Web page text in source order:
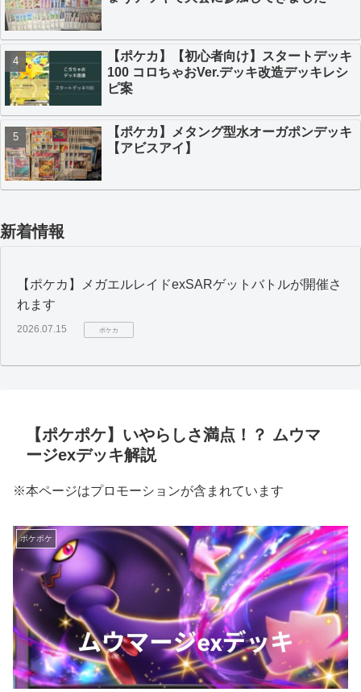
【ポケカ】【初心者向け】スタートデッキ
100 コロちゃおVer.デッキ改造デッキレシ
ピ案
【ポケカ】メタング型水オーガポンデッキ
【アビスアイ】
新着情報
【ポケカ】メガエルレイドexSARゲットバトルが開催さ
れます
2026.07.15 ポケカ
【ポケポケ】いやらしさ満点！？ ムウマ
ージexデッキ解説
※本ページはプロモーションが含まれています
ポケポケ